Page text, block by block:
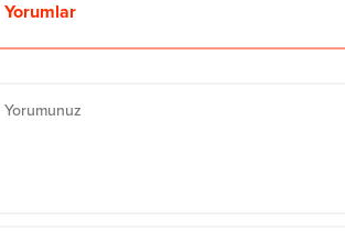
Yorumlar